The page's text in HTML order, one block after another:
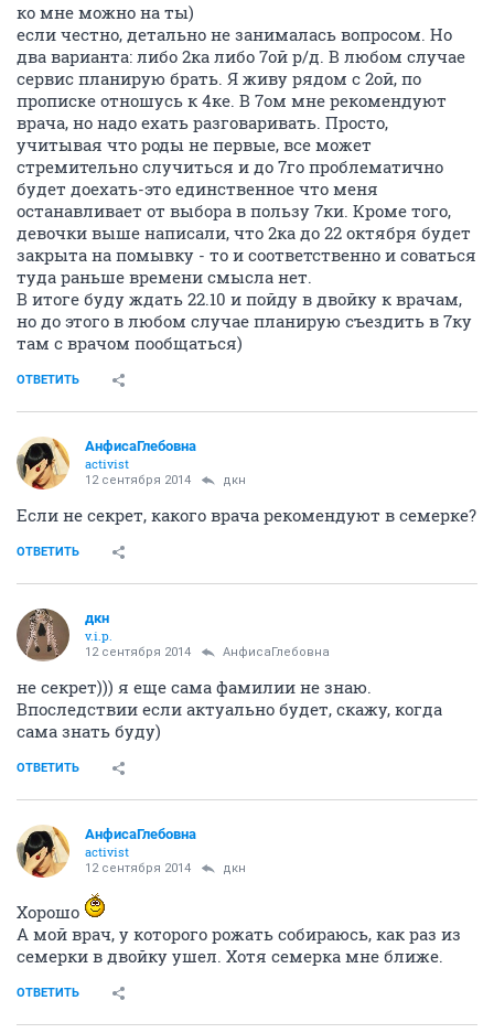
ко мне можно на ты)
если честно, детально не занималась вопросом. Но
два варианта: либо 2ка либо 7ой р/д. В любом случае
сервис планирую брать. Я живу рядом с 2ой, по
прописке отношусь к 4ке. В 7ом мне рекомендуют
врача, но надо ехать разговаривать. Просто,
учитывая что роды не первые, все может
стремительно случиться и до 7го проблематично
будет доехать-это единственное что меня
останавливает от выбора в пользу 7ки. Кроме того,
девочки выше написали, что 2ка до 22 октября будет
закрыта на помывку - то и соответственно и соваться
туда раньше времени смысла нет.
В итоге буду ждать 22.10 и пойду в двойку к врачам,
но до этого в любом случае планирую съездить в 7ку
там с врачом пообщаться)
ОТВЕТИТЬ
АнфисаГлебовна
activist
12 сентября 2014 дкн
Если не секрет, какого врача рекомендуют в семерке?
ОТВЕТИТЬ
дкн
v.i.p.
12 сентября 2014 АнфисаГлебовна
не секрет))) я еще сама фамилии не знаю.
Впоследствии если актуально будет, скажу, когда
сама знать буду)
ОТВЕТИТЬ
АнфисаГлебовна
activist
12 сентября 2014 дкн
Хорошо
А мой врач, у которого рожать собираюсь, как раз из
семерки в двойку ушел. Хотя семерка мне ближе.
ОТВЕТИТЬ